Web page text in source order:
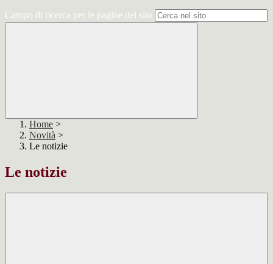
Campo di ricerca per le pagine del sito
Home >
Novità >
Le notizie
Le notizie